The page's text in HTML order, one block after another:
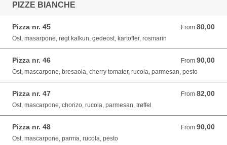
PIZZE BIANCHE
Pizza nr. 45 From 80,00
From 80,00 DKK
Ost, masarpone, røgt kalkun, gedeost, kartofler, rosmarin
Pizza nr. 46 From 90,00
From 90,00 DKK
Ost, mascarpone, bresaola, cherry tomater, rucola, parmesan, pesto
Pizza nr. 47 From 82,00
From 82,00 DKK
Ost, mascarpone, chorizo, rucola, parmesan, trøffel
Pizza nr. 48 From 90,00
From 90,00 DKK
Ost, mascarpone, parma, rucola, pesto